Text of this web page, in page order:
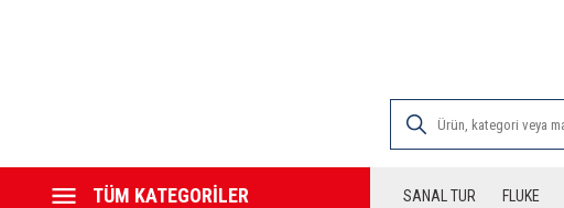
TÜM KATEGORİLER SANAL TUR FLUKE